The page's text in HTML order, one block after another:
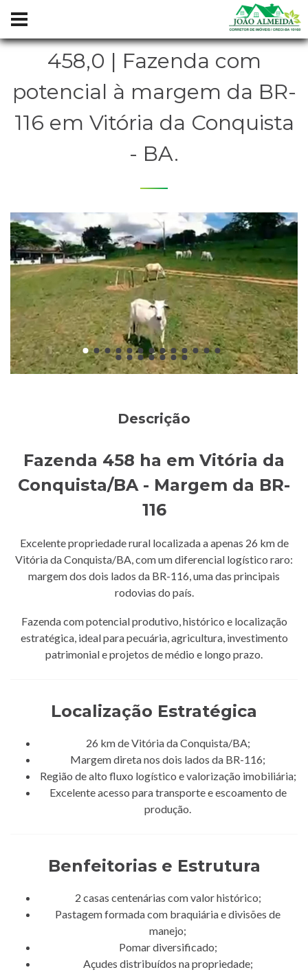
458,0 | Fazenda com
potencial à margem da BR-
116 em Vitória da Conquista
- BA.
Descrição
Fazenda 458 ha em Vitória da
Conquista/BA - Margem da BR-
116
Excelente propriedade rural localizada a apenas 26 km de
Vitória da Conquista/BA, com um diferencial logístico raro:
margem dos dois lados da BR-116, uma das principais
rodovias do país.
Fazenda com potencial produtivo, histórico e localização
estratégica, ideal para pecuária, agricultura, investimento
patrimonial e projetos de médio e longo prazo.
Localização Estratégica
26 km de Vitória da Conquista/BA;
Margem direta nos dois lados da BR-116;
Região de alto fluxo logístico e valorização imobiliária;
Excelente acesso para transporte e escoamento de
produção.
Benfeitorias e Estrutura
2 casas centenárias com valor histórico;
Pastagem formada com braquiária e divisões de
manejo;
Pomar diversificado;
Açudes distribuídos na propriedade;